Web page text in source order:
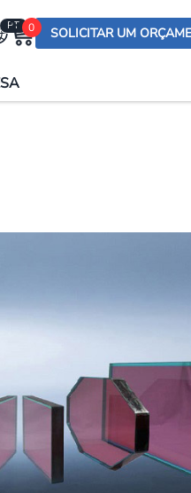
PT
(US)
0 SOLICITAR UM